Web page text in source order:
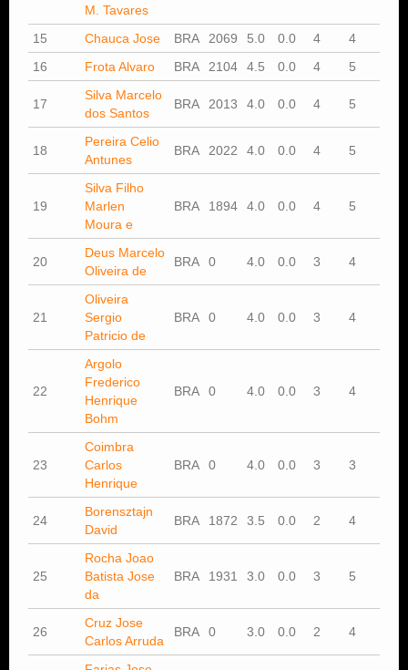
M. Tavares
15 Chauca Jose BRA 2069 5.0 0.0 4
4
16
Frota Alvaro BRA 2104 4.5 0.0 4 5
17
Silva Marcelo
dos Santos
BRA 2013 4.0 0.0 4 5
18
Pereira Celio
Antunes
BRA 2022 4.0 0.0 4 5
19
Silva Filho
Marlen
Moura e
BRA 1894 4.0 0.0 4 5
20
Deus Marcelo
Oliveira de
BRA 0 4.0 0.0 3 4
21
Oliveira
Sergio
Patricio de
BRA 0 4.0 0.0 3 4
22
Argolo
Frederico
Henrique
Bohm
BRA 0 4.0 0.0 3 4
23
Coimbra
Carlos
Henrique
BRA 0 4.0 0.0 3 3
24
Borensztajn
David
BRA 1872 3.5 0.0 2 4
25
Rocha Joao
Batista Jose
da
BRA 1931 3.0 0.0 3 5
26
Cruz Jose
Carlos Arruda
BRA 0 3.0 0.0 2 4